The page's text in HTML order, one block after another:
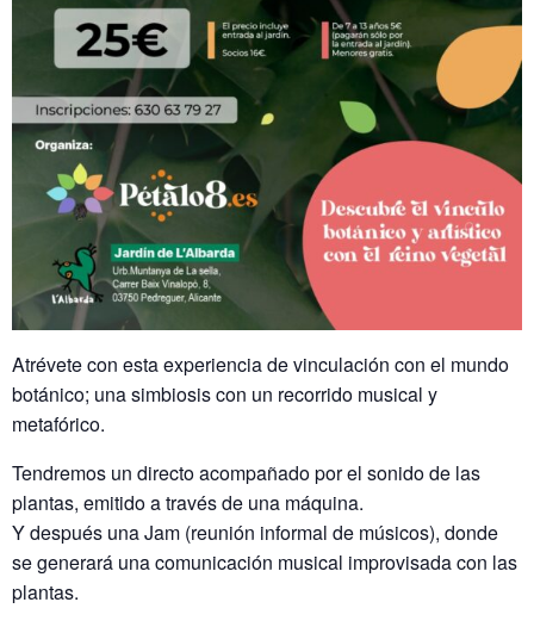
Atrévete con esta experiencia de vinculación con el mundo
botánico; una simbiosis con un recorrido musical y
metafórico.
Tendremos un directo acompañado por el sonido de las
plantas, emitido a través de una máquina.
Y después una Jam (reunión informal de músicos), donde
se generará una comunicación musical improvisada con las
plantas.